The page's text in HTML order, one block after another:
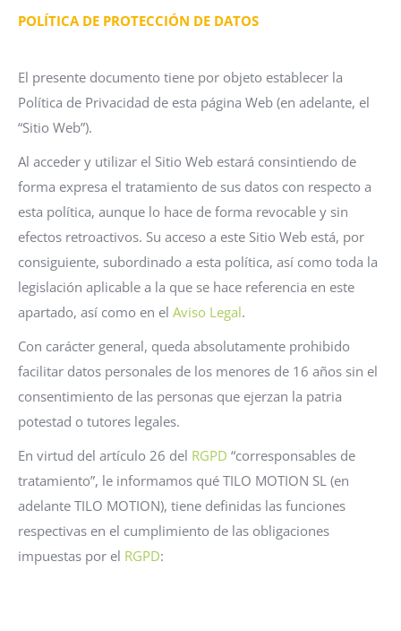
POLÍTICA DE PROTECCIÓN DE DATOS
El presente documento tiene por objeto establecer la
Política de Privacidad de esta página Web (en adelante, el
“Sitio Web”).
Al acceder y utilizar el Sitio Web estará consintiendo de
forma expresa el tratamiento de sus datos con respecto a
esta política, aunque lo hace de forma revocable y sin
efectos retroactivos. Su acceso a este Sitio Web está, por
consiguiente, subordinado a esta política, así como toda la
legislación aplicable a la que se hace referencia en este
apartado, así como en el Aviso Legal.
Con carácter general, queda absolutamente prohibido
facilitar datos personales de los menores de 16 años sin el
consentimiento de las personas que ejerzan la patria
potestad o tutores legales.
En virtud del artículo 26 del RGPD “corresponsables de
tratamiento”, le informamos qué TILO MOTION SL (en
adelante TILO MOTION), tiene definidas las funciones
respectivas en el cumplimiento de las obligaciones
impuestas por el RGPD: